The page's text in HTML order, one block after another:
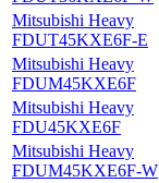
Mitsubishi Heavy
FDUT45KXE6F-E
Mitsubishi Heavy
FDUM45KXE6F
Mitsubishi Heavy
FDU45KXE6F
Mitsubishi Heavy
FDUM45KXE6F-W